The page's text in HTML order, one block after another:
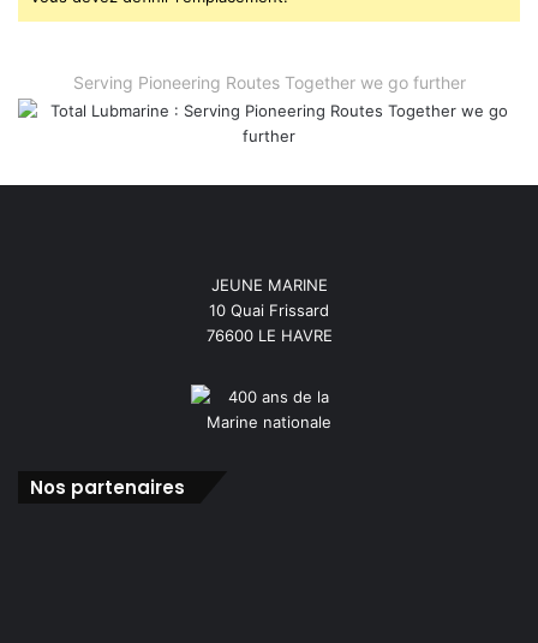
Serving Pioneering Routes Together we go further
JEUNE MARINE
10 Quai Frissard
76600 LE HAVRE
Nos partenaires